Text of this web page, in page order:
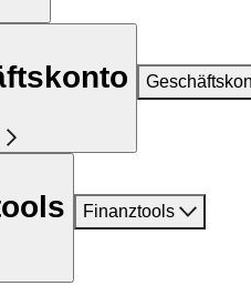
Finanztools